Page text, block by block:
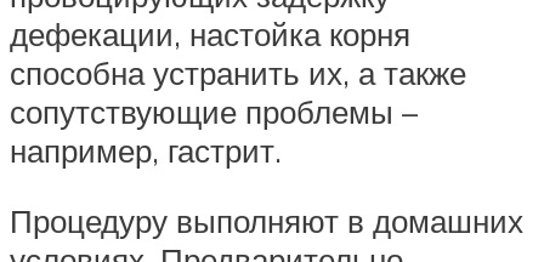
дефекации, настойка корня
способна устранить их, а также
сопутствующие проблемы –
например, гастрит.
Процедуру выполняют в домашних